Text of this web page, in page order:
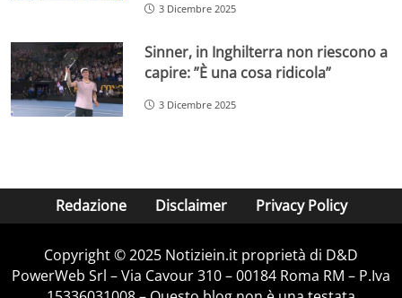
3 Dicembre 2025
Sinner, in Inghilterra non riescono a
capire: ”È una cosa ridicola”
3 Dicembre 2025
Redazione Disclaimer Privacy Policy
Copyright © 2025 Notiziein.it proprietà di D&D
PowerWeb Srl – Via Cavour 310 – 00184 Roma RM – P.Iva